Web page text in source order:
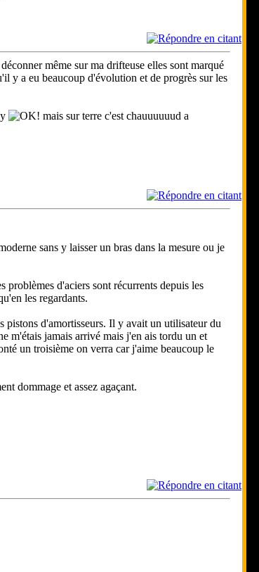
même sur ma drifteuse elles sont marqué
y a eu beaucoup d'évolution et de progrès sur les
mais sur terre c'est chauuuuuud a
sans y laisser un bras dans la mesure ou je
d'aciers sont récurrents depuis les
les regardants.
pistons d'amortisseurs. Il y avait un utilisateur du
m'étais jamais arrivé mais j'en ais tordu un et
un troisième on verra car j'aime beaucoup le
dommage et assez agaçant.